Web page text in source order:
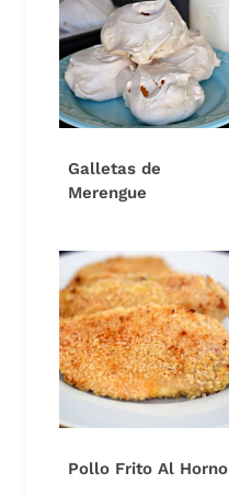
Galletas de
Merengue
Pollo Frito Al Horno